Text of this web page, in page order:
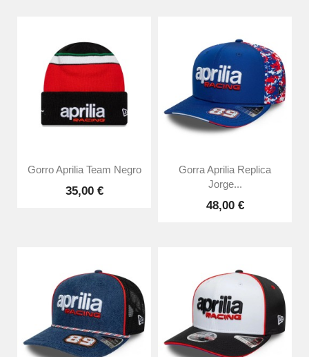
Gorro Aprilia Team Negro
35,00 €
Gorra Aprilia Replica
Jorge...
48,00 €